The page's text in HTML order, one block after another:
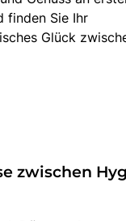
finden Sie Ihr
Glück
zwischen